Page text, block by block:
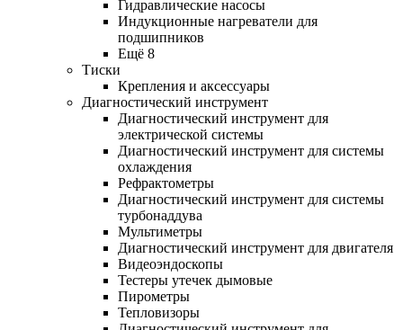
Гидравлические насосы
Индукционные нагреватели для
подшипников
Ещё 8
Тиски
Крепления и аксессуары
Диагностический инструмент
Диагностический инструмент для
электрической системы
Диагностический инструмент для системы
охлаждения
Рефрактометры
Диагностический инструмент для системы
турбонаддува
Мультиметры
Диагностический инструмент для двигателя
Видеоэндоскопы
Тестеры утечек дымовые
Пирометры
Тепловизоры